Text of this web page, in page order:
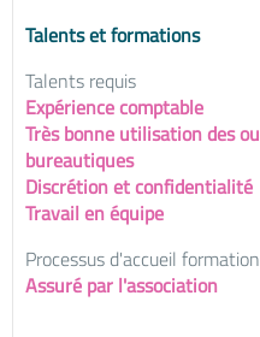
Talents et formations
Talents requis
Expérience comptable
Très bonne utilisation des
bureautiques
Discrétion et confidentialité
Travail en équipe
Processus d'accueil formation
Assuré par l'association